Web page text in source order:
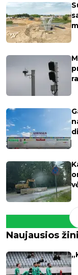
Naujausios